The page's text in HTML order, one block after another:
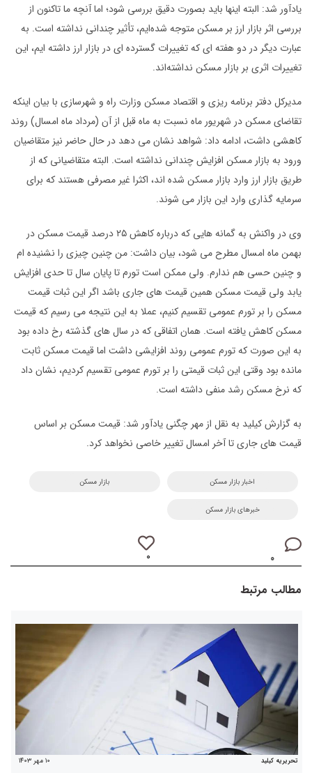
یادآور شد: البته اینها باید بصورت دقیق بررسی شود؛ اما آنچه ما تاکنون از
بررسی اثر بازار ارز بر مسکن متوجه شده‌ایم، تأثیر چندانی نداشته است. به
عبارت دیگر در دو هفته ای که تغییرات گسترده ای در بازار ارز داشته ایم، این
تغییرات اثری بر بازار مسکن نداشته‌اند.
مدیرکل دفتر برنامه ریزی و اقتصاد مسکن وزارت راه و شهرسازی با بیان اینکه
تقاضای مسکن در شهریور ماه نسبت به ماه قبل از آن (مرداد ماه امسال) روند
کاهشی داشت، ادامه داد: شواهد نشان می دهد در حال حاضر نیز متقاضیان
ورود به بازار مسکن افزایش چندانی نداشته است. البته متقاضیانی که از
طریق بازار ارز وارد بازار مسکن شده اند، اکثرا غیر مصرفی هستند که برای
سرمایه گذاری وارد این بازار می شوند.
وی در واکنش به گمانه هایی که درباره کاهش ۲۵ درصد قیمت مسکن در
بهمن ماه امسال مطرح می شود، بیان داشت: من چنین چیزی را نشنیده ام
و چنین حسی هم ندارم. ولی ممکن است تورم تا پایان سال تا حدی افزایش
یابد ولی قیمت مسکن همین قیمت های جاری باشد اگر این ثبات قیمت
مسکن را بر تورم عمومی تقسیم کنیم، عملا به این نتیجه می رسیم که قیمت
مسکن کاهش یافته است. همان اتفاقی که در سال های گذشته رخ داده بود
به این صورت که تورم عمومی روند افزایشی داشت اما قیمت مسکن ثابت
مانده بود وقتی این ثبات قیمتی را بر تورم عمومی تقسیم کردیم، نشان داد
که نرخ مسکن رشد منفی داشته است.
به گزارش کیلید به نقل از مهر چگنی یادآور شد: قیمت مسکن بر اساس
قیمت های جاری تا آخر امسال تغییر خاصی نخواهد کرد.
اخبار بازار مسکن بازار مسکن
خبرهای بازار مسکن
۰ ۰
مطالب مرتبط
تحریریه کیلید ۱۰ مهر ۱۴۰۳